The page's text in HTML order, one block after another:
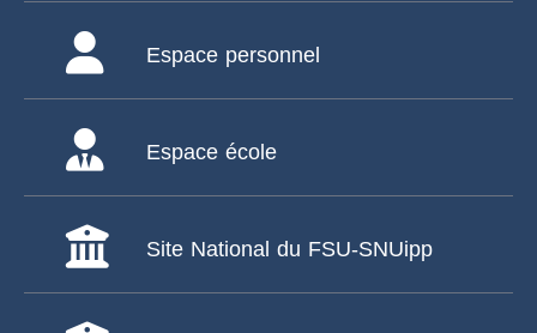
Espace personnel
Espace école
Site National du FSU-SNUipp